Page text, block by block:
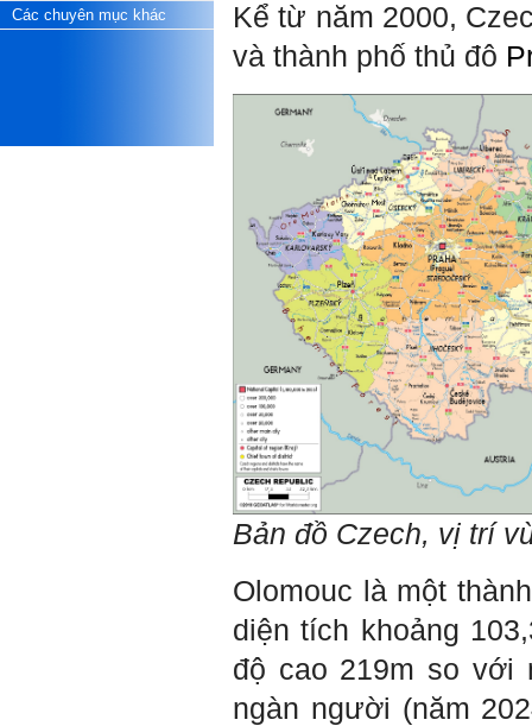
khỏe và năng lực để học đến
năm thứ 3, là may mắn lắm,
Các chuyên mục khác
Kể từ năm 2000,
và thành phố thủ đô
Bản đồ Czech, vị trí
Olomouc là một
diện tích khoảng
độ cao 219m so với
ngàn người (năm